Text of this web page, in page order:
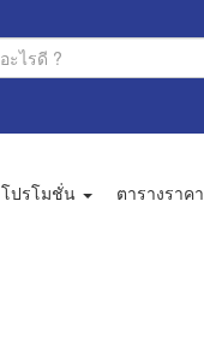
โปรโมชั่น ตารางราคา